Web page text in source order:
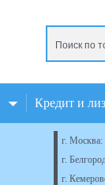
Кредит и
г. Москва:
г.
г.